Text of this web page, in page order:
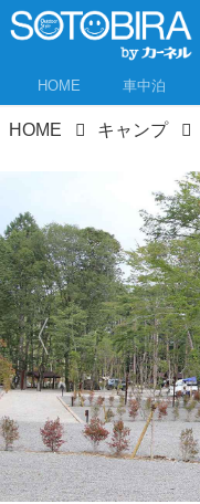
HOME 車中泊
HOME キャンプ